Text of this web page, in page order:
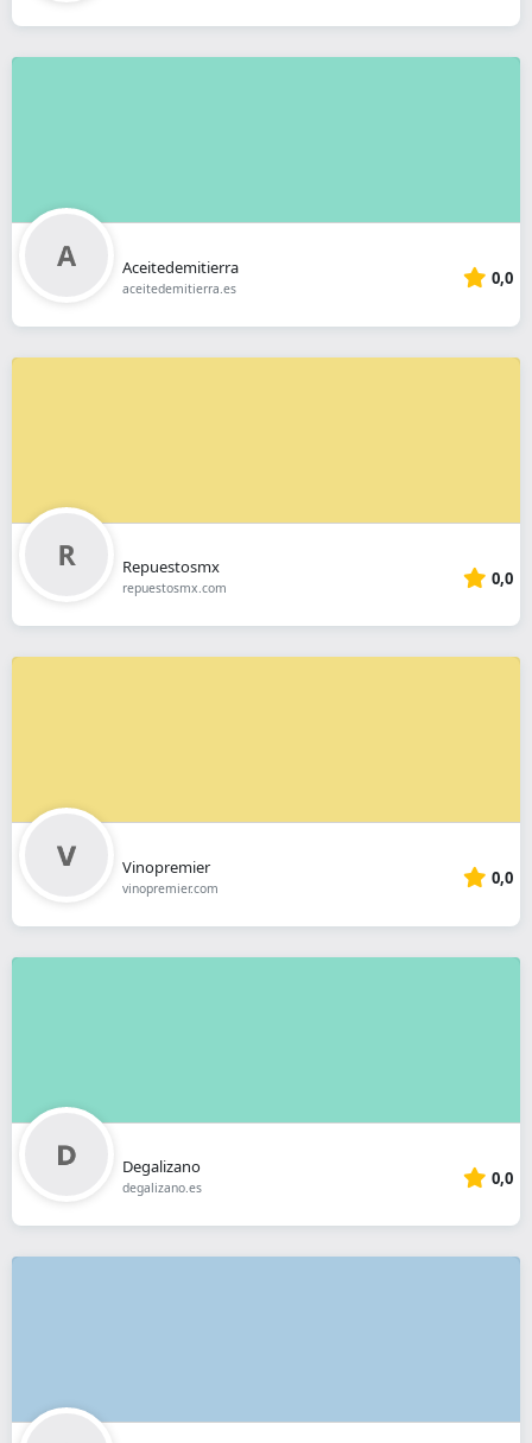
Aceitedemitierra
aceitedemitierra.es 0,0
Repuestosmx
repuestosmx.com 0,0
Vinopremier
vinopremier.com 0,0
Degalizano
degalizano.es 0,0